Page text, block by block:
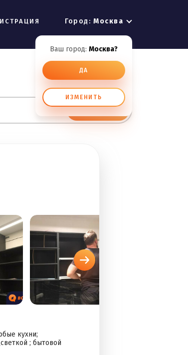
Город:Москва
Ваш город: Москва?
ДА
ИЗМЕНИТЬ
кухни;
; бытовой